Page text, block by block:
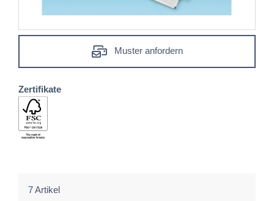
Muster anfordern
Zertifikate
7 Artikel